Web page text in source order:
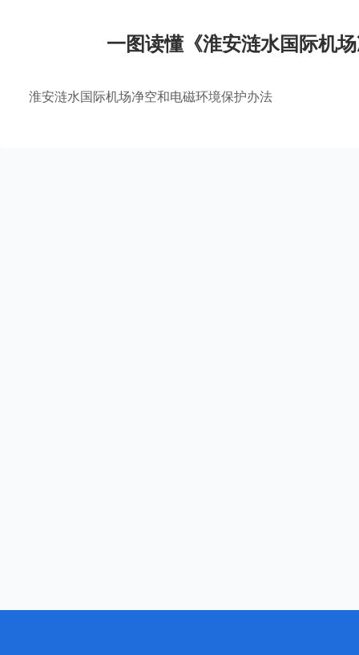
一图读懂《淮安涟水国际机
淮安涟水国际机场净空和电磁环境保护办法